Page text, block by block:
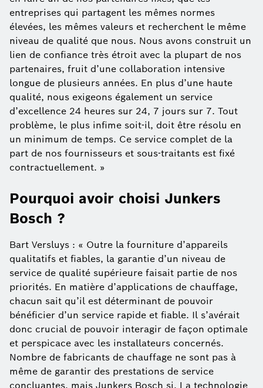
entreprises qui partagent les mêmes normes
élevées, les mêmes valeurs et recherchent le même
niveau de qualité que nous. Nous avons construit un
lien de confiance très étroit avec la plupart de nos
partenaires, fruit d’une collaboration intensive
longue de plusieurs années. En plus d’une haute
qualité, nous exigeons également un service
d’excellence 24 heures sur 24, 7 jours sur 7. Tout
problème, le plus infime soit-il, doit être résolu en
un minimum de temps. Ce service complet de la
part de nos fournisseurs et sous-traitants est fixé
contractuellement. »
Pourquoi avoir choisi Junkers
Bosch ?
Bart Versluys : « Outre la fourniture d’appareils
qualitatifs et fiables, la garantie d’un niveau de
service de qualité supérieure faisait partie de nos
priorités. En matière d’applications de chauffage,
chacun sait qu’il est déterminant de pouvoir
bénéficier d’un service rapide et fiable. Il s’avérait
donc crucial de pouvoir interagir de façon optimale
et perspicace avec les installateurs concernés.
Nombre de fabricants de chauffage ne sont pas à
même de garantir des prestations de service
concluantes, mais Junkers Bosch si. La technologie